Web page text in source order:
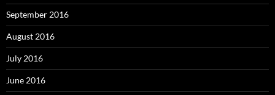
September 2016
August 2016
July 2016
June 2016